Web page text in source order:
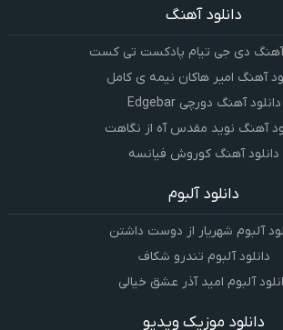
دانلود آهنگ
آهنگ دی جی تیام پادکست تی کست
آهنگ امیر هاکان نیمه ی کامل
دانلود آهنگ دورچی Edgebar
آهنگ نوید مقدس آه از نگاهت
دانلود آهنگ کوروش فیانسه
دانلود آلبوم
آلبوم شهریار از دوست داشتن
دانلود آلبوم تندرو شکاف
آلبوم امید آذر عشق خیالی
دانلود موزیک ویدیو